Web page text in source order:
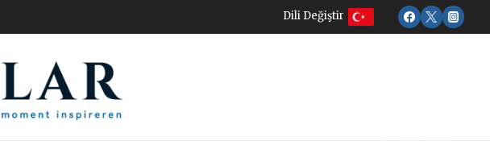
Dili Değiştir